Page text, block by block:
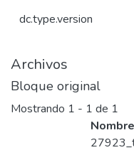
dc.type.version
Archivos
Bloque original
Mostrando 1 - 1 de 1